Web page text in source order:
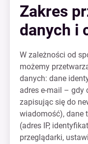
Zakres
danych i
W zależności od
możemy
danych: dane
adres e-mail – gdy
zapisując się do
wiadomość), dane
(adres IP,
przeglądarki,